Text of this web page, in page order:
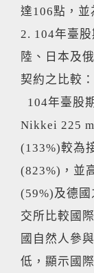
達106點，並
2. 104年臺
陸、日本及
契約之比較：
104年臺股
Nikkei 225
(133%)較為
(823%)，並
(59%)及德
交所比較國
國自然人參
低，顯示國